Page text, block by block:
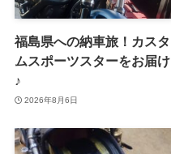
福島県への納車旅！カスタ
ムスポーツスターをお届け
♪
2026年8月6日